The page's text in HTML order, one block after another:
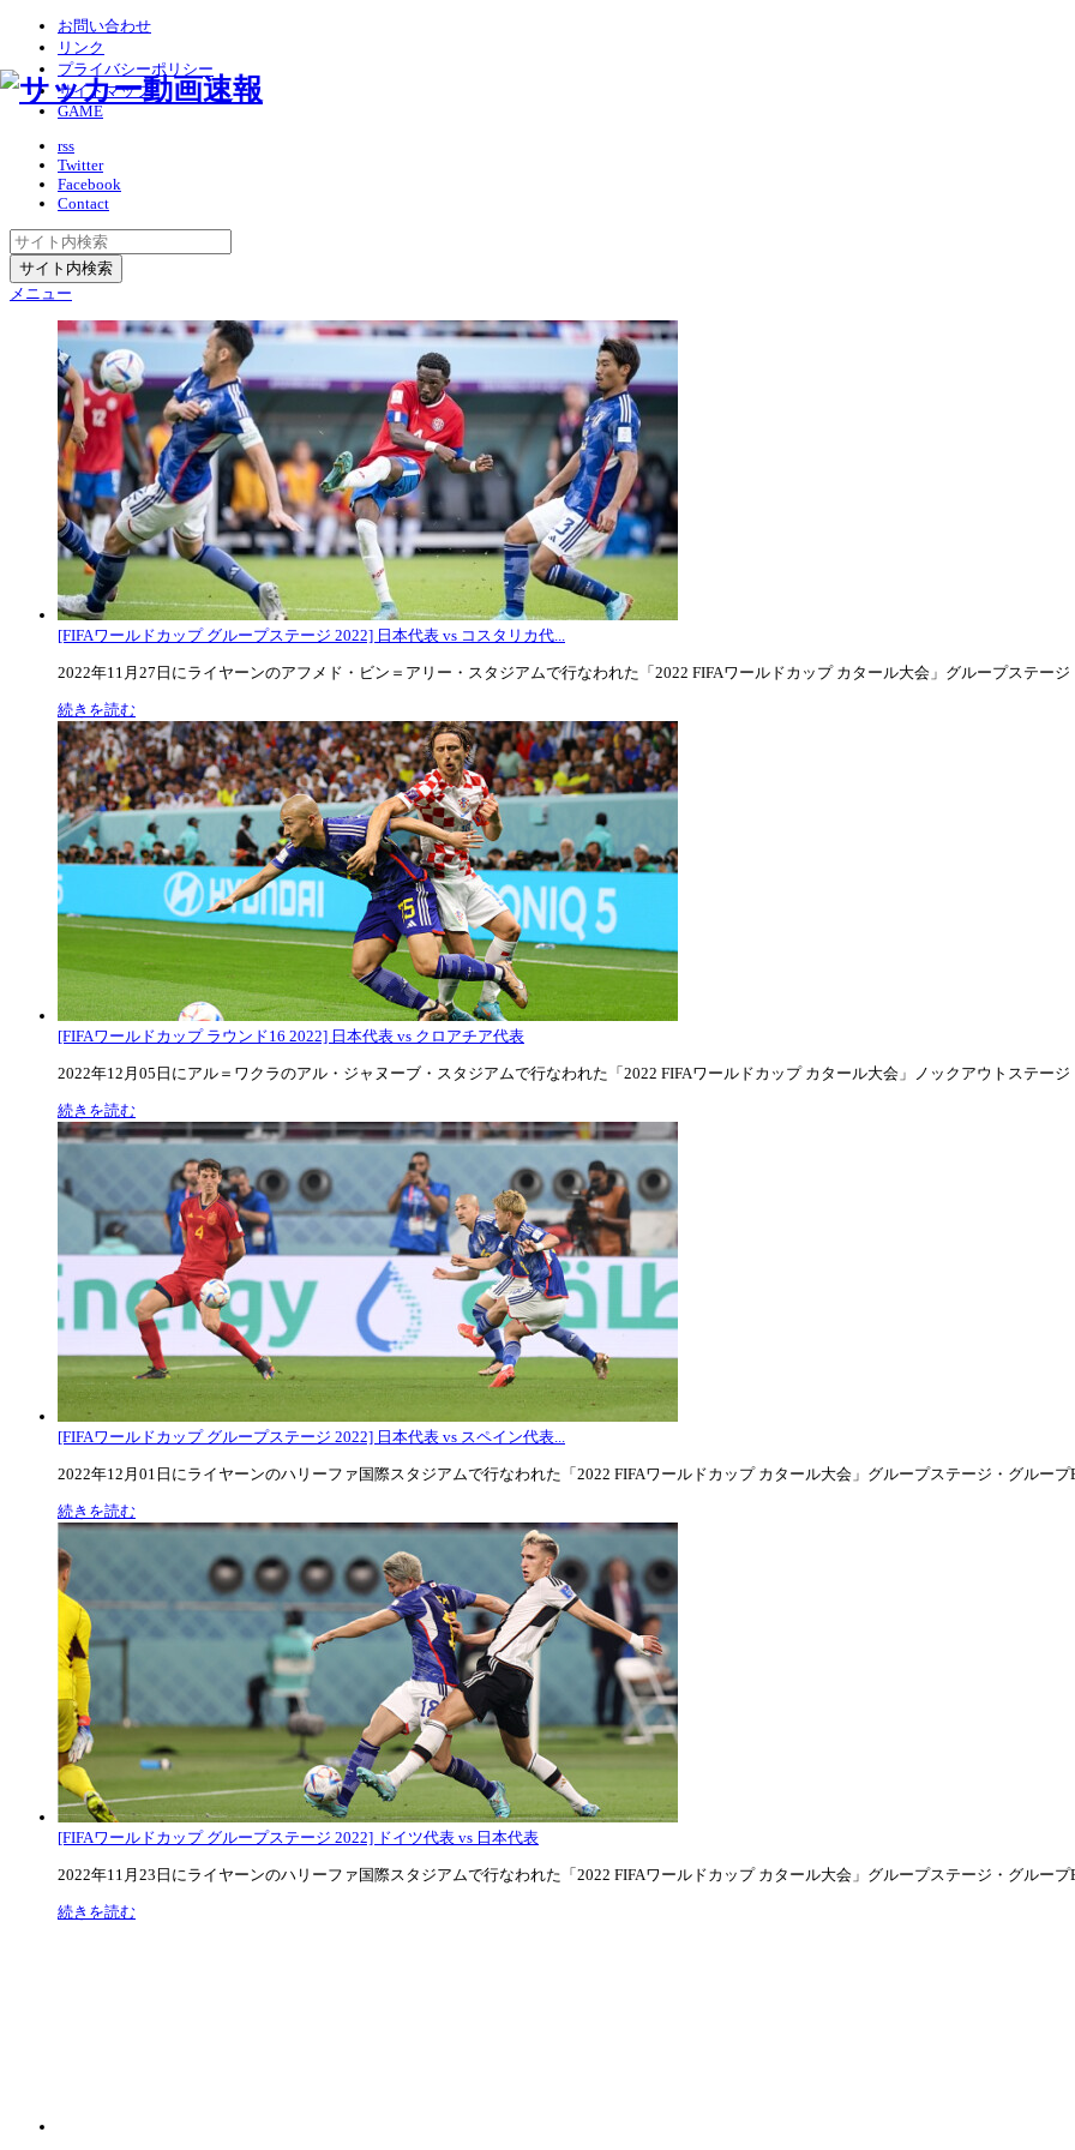
お問い合わせ
リンク
プライバシーポリシー
サイトマップ
GAME
rss
Twitter
Facebook
Contact
メニュー
[FIFAワールドカップ グループステージ 2022] 日本代表 vs コスタリカ代...
2022年11月27日にライヤーンのアフメド・ビン＝アリー・スタジアムで行なわれた「2022 FIFAワールドカップ カタール大会」グループステージ
続きを読む
[FIFAワールドカップ ラウンド16 2022] 日本代表 vs クロアチア代表
2022年12月05日にアル＝ワクラのアル・ジャヌーブ・スタジアムで行なわれた「2022 FIFAワールドカップ カタール大会」ノックアウトステージ
続きを読む
[FIFAワールドカップ グループステージ 2022] 日本代表 vs スペイン代表...
2022年12月01日にライヤーンのハリーファ国際スタジアムで行なわれた「2022 FIFAワールドカップ カタール大会」グループステージ・グループ
続きを読む
[FIFAワールドカップ グループステージ 2022] ドイツ代表 vs 日本代表
2022年11月23日にライヤーンのハリーファ国際スタジアムで行なわれた「2022 FIFAワールドカップ カタール大会」グループステージ・グループ
続きを読む